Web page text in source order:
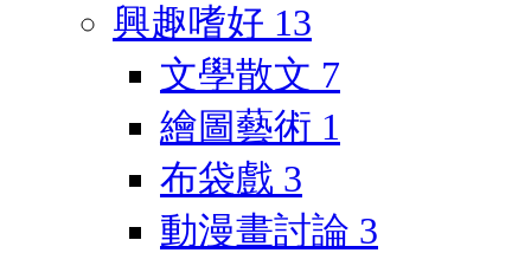
興趣嗜好 13
文學散文 7
繪圖藝術 1
布袋戲 3
動漫畫討論 3